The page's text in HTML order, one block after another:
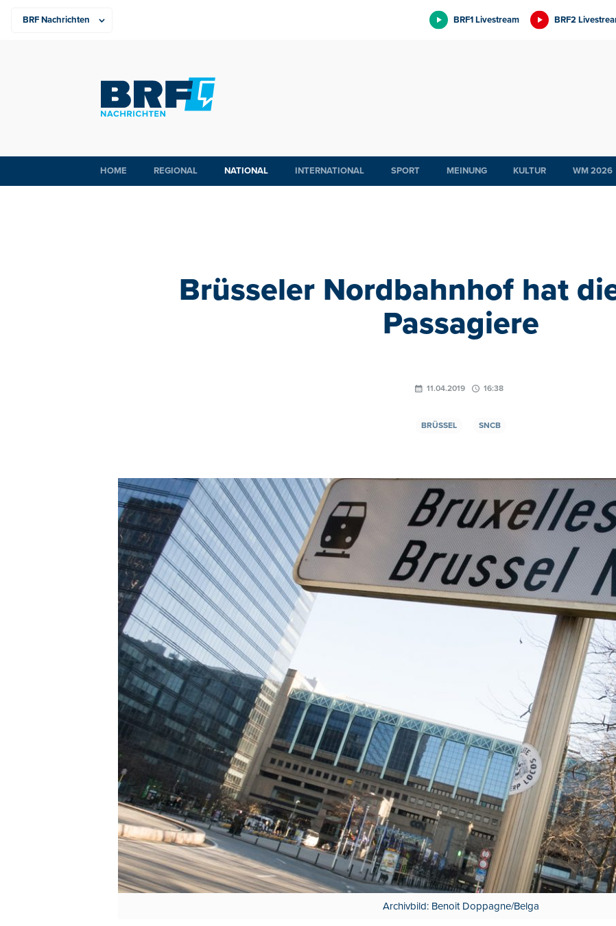
BRF1 Livestream BRF2
HOME REGIONAL NATIONAL INTERNATIONAL SPORT MEINUNG KULTUR WM 2026
Brüsseler Nordbahnhof hat
Passagiere
11.04.2019 16:38
BRÜSSEL SNCB
Archivbild: Benoit Doppagne/Belga